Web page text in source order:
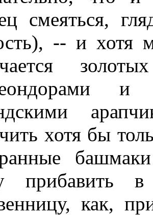
смеяться,
-- и хотя
хотя бы
прибавить
как,